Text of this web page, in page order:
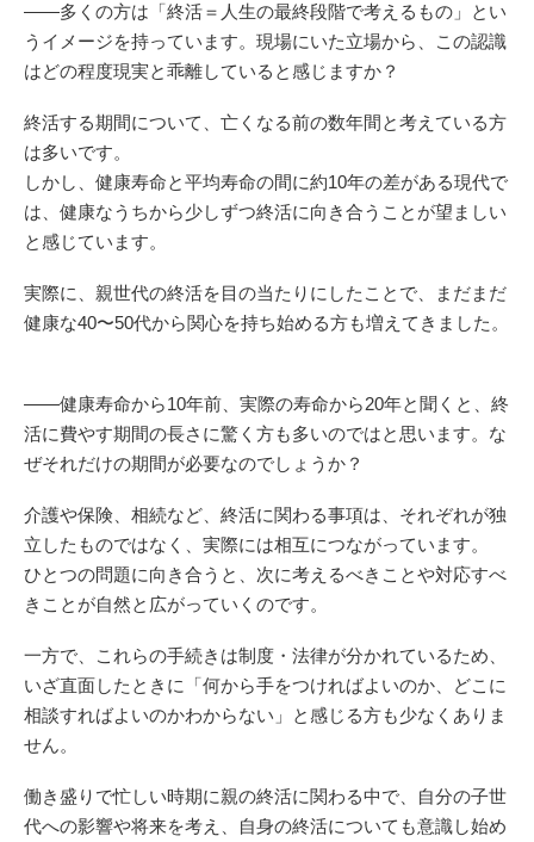
——多くの方は「終活＝人生の最終段階で考えるもの」とい
うイメージを持っています。現場にいた立場から、この認識
はどの程度現実と乖離していると感じますか？
終活する期間について、亡くなる前の数年間と考えている方
は多いです。
しかし、健康寿命と平均寿命の間に約10年の差がある現代で
は、健康なうちから少しずつ終活に向き合うことが望ましい
と感じています。
実際に、親世代の終活を目の当たりにしたことで、まだまだ
健康な40〜50代から関心を持ち始める方も増えてきました。
——健康寿命から10年前、実際の寿命から20年と聞くと、終
活に費やす期間の長さに驚く方も多いのではと思います。な
ぜそれだけの期間が必要なのでしょうか？
介護や保険、相続など、終活に関わる事項は、それぞれが独
立したものではなく、実際には相互につながっています。
ひとつの問題に向き合うと、次に考えるべきことや対応すべ
きことが自然と広がっていくのです。
一方で、これらの手続きは制度・法律が分かれているため、
いざ直面したときに「何から手をつければよいのか、どこに
相談すればよいのかわからない」と感じる方も少なくありま
せん。
働き盛りで忙しい時期に親の終活に関わる中で、自分の子世
代への影響や将来を考え、自身の終活についても意識し始め